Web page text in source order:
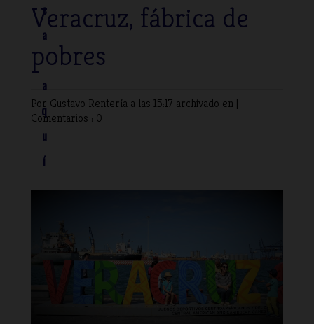
c
a
a
q
u
í
Veracruz, fábrica de
pobres
Por Gustavo Rentería a las 15:17 archivado en |
Comentarios : 0